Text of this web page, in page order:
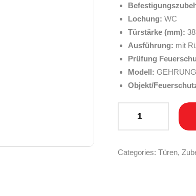
Lochung: WC
Türstärke (mm):
Ausführung: mit
Prüfung
Modell: GEHRUNG
Objekt/
MARCHESI
Categories:Türen,